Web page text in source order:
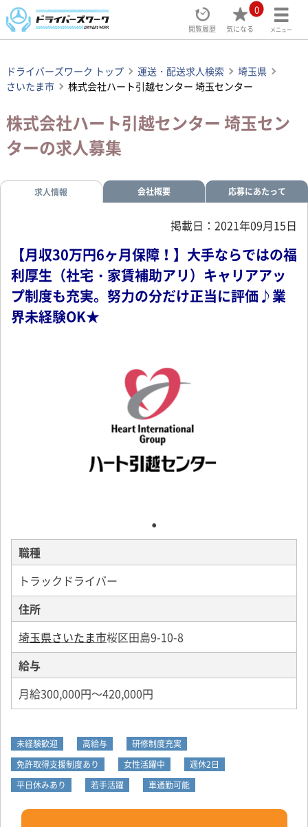
閲覧履歴
0
気になる メニュー
ドライバーズワーク トップ 運送・配送求人検索
埼玉県
さいたま市
株式会社ハート引越センター 埼玉センター
株式会社ハート引越センター 埼玉セン
ターの求人募集
求人情報 会社概要 応募にあたって
掲載日：2021年09月15日
【月収30万円6ヶ月保障！】大手ならではの福
利厚生（社宅・家賃補助アリ）キャリアアッ
プ制度も充実。努力の分だけ正当に評価♪業
界未経験OK★
職種
トラックドライバー
住所
埼玉県さいたま市桜区田島9-10-8
給与
月給300,000円～420,000円
未経験歓迎 高給与
研修制度充実
免許取得支援制度あり
女性活躍中
週休2日
平日休みあり
若手活躍 車通勤可能